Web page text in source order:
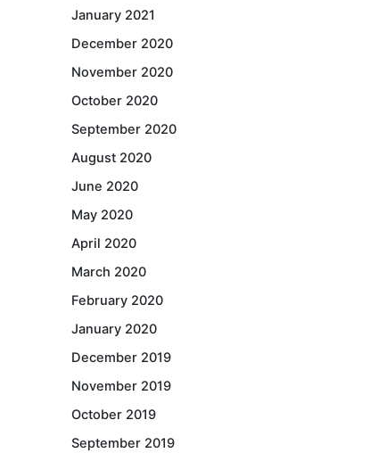
January 2021
December 2020
November 2020
October 2020
September 2020
August 2020
June 2020
May 2020
April 2020
March 2020
February 2020
January 2020
December 2019
November 2019
October 2019
September 2019